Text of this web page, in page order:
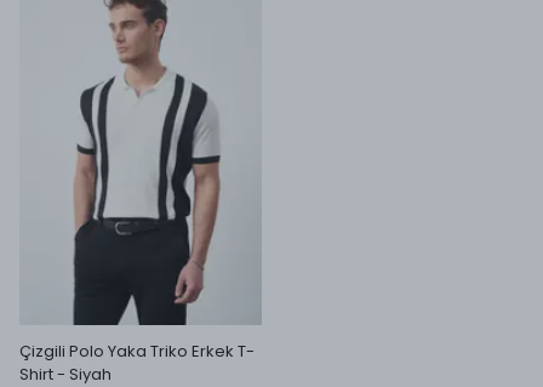
Çizgili Polo Yaka Triko Erkek T-
Shirt - Siyah